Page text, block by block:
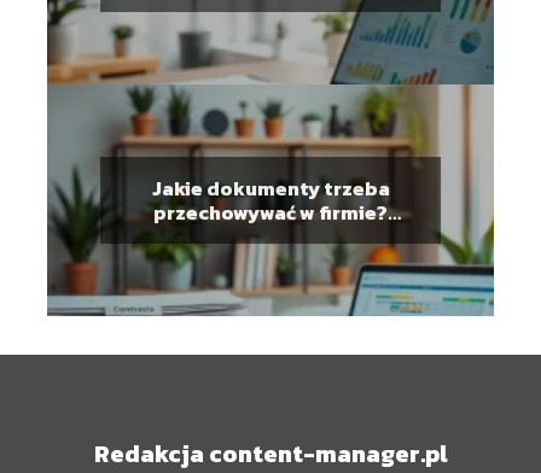
Jakie dokumenty trzeba
przechowywać w firmie?
Przewodnik dla
przedsiębiorców
Redakcja content-manager.pl